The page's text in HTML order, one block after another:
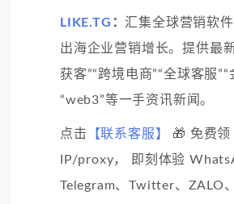
LIKE.TG ： 汇集全球营销软
出海企业营销增长。提供最
获客”“跨境电商”“全球客服”“
“web3”等一手资讯新闻。
点击 【联系客服】
🎁 免费
IP/proxy， 即刻体验
Telegram、Twitter、ZALO